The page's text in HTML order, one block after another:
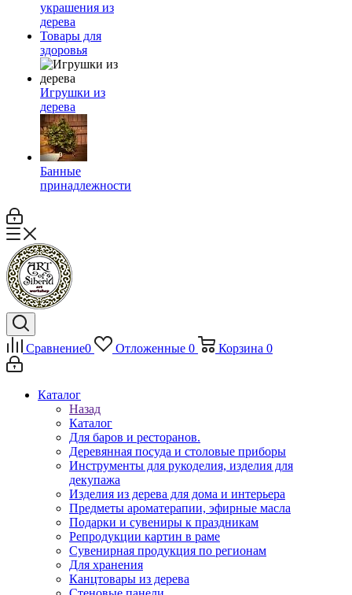
украшения из
дерева
Товары для
здоровья
Игрушки из
дерева
Банные
принадлежности
Сравнение0 Отложенные 0 Корзина 0
Каталог
Назад
Каталог
Для баров и ресторанов.
Деревянная посуда и столовые приборы
Инструменты для рукоделия, изделия для
декупажа
Изделия из дерева для дома и интерьера
Предметы ароматерапии, эфирные масла
Подарки и сувениры к праздникам
Репродукции картин в раме
Сувенирная продукция по регионам
Для хранения
Канцтовары из дерева